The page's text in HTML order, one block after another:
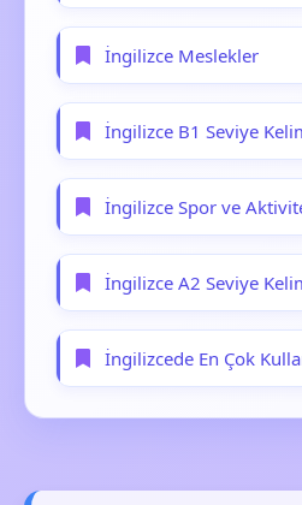
İngilizce Meslekler
İngilizce B1 Seviye
İngilizce Spor ve
İngilizce A2 Seviye
İngilizcede En Çok